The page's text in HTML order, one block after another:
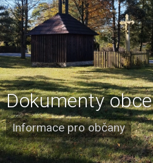
Dokumenty obce
Informace pro občany